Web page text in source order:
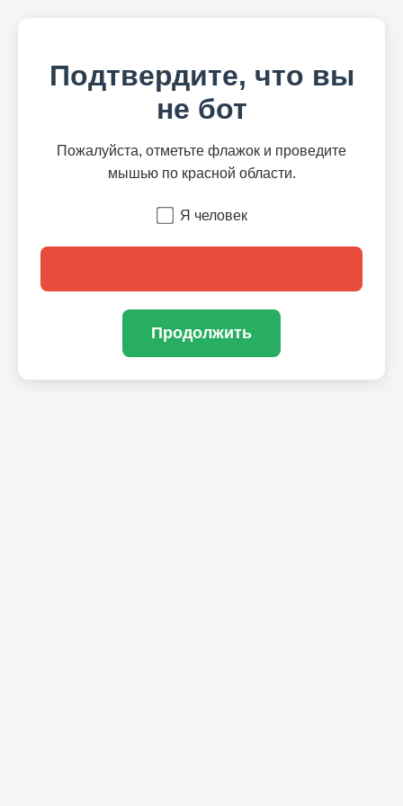
Подтвердите, что вы
не бот
Пожалуйста, отметьте флажок и проведите
мышью по красной области.
Я человек
Продолжить